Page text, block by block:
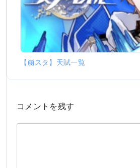
【崩スタ】天賦一覧
コメントを残す